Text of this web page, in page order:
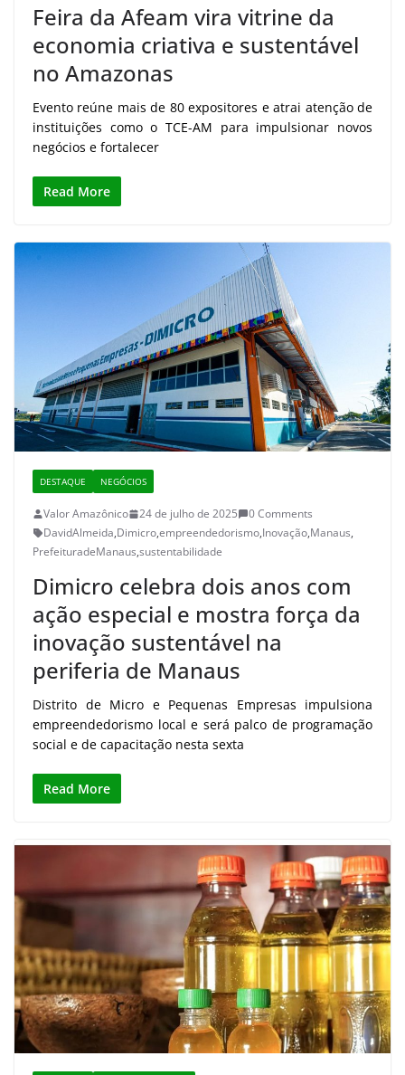
Feira da Afeam vira vitrine da
economia criativa e sustentável
no Amazonas
Evento reúne mais de 80 expositores e atrai atenção de
instituições como o TCE-AM para impulsionar novos
negócios e fortalecer
Read More
DESTAQUE NEGÓCIOS
Valor Amazônico 24 de julho de 2025
0 Comments
DavidAlmeida,Dimicro,empreendedorismo,Inovação,Manaus,
PrefeituradeManaus,sustentabilidade
Dimicro celebra dois anos com
ação especial e mostra força da
inovação sustentável na
periferia de Manaus
Distrito de Micro e Pequenas Empresas impulsiona
empreendedorismo local e será palco de programação
social e de capacitação nesta sexta
Read More